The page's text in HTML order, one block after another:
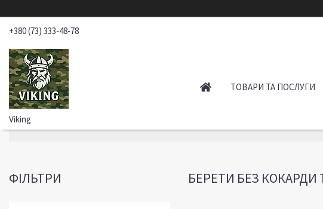
+380 (73) 333-48-78
Viking
ТОВАРИ ТА ПОСЛУГИ
БЕРЕТИ БЕЗ КОКАРДИ
ФІЛЬТРИ